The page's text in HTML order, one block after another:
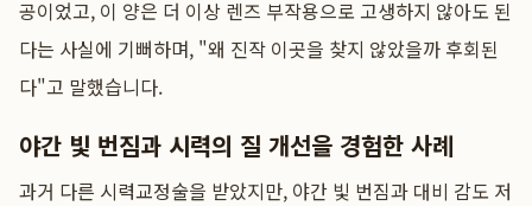
공이었고, 이 양은 더 이상 렌즈 부작용으로 고생하지 않아도 된
다는 사실에 기뻐하며, "왜 진작 이곳을 찾지 않았을까 후회된
다"고 말했습니다.
야간 빛 번짐과 시력의 질 개선을 경험한 사례
과거 다른 시력교정술을 받았지만, 야간 빛 번짐과 대비 감도 저